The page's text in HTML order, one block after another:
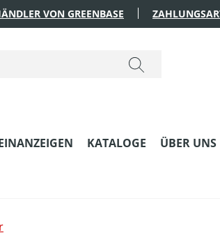
VON GREENBASE
KATALOGE ÜBER UNS